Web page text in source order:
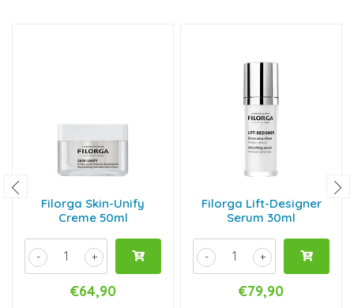
Filorga Skin-Unify
Creme 50ml
+
-
€64,90
Filorga Lift-Designer
Serum 30ml
+
-
€79,90